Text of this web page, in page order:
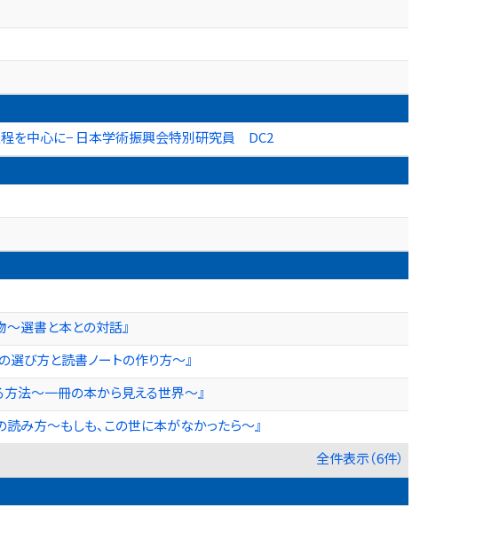
程を中心に− 日本学術振興会特別研究員 DC2
選書と本との対話』
び方と読書ノートの作り方～』
法～一冊の本から見える世界～』
み方～もしも、この世に本がなかったら～』
全件表示（6件）